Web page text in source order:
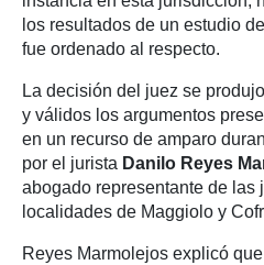
los resultados de un estudio
fue ordenado al respecto.
La decisión del juez se
y válidos los argumentos
en un recurso de amparo
por el jurista Danilo Reyes
abogado representante de las
localidades de Maggiolo y
Reyes Marmolejos explicó